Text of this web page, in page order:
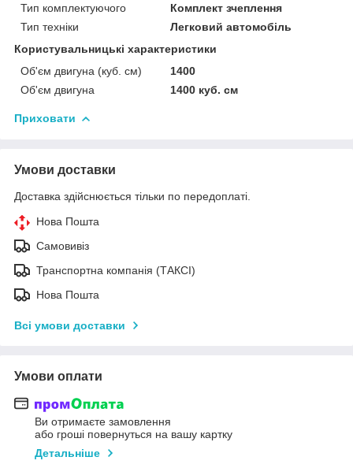
Тип комплектуючого
Комплект зчеплення
Тип техніки
Легковий автомобіль
Користувальницькі характеристики
Об'єм двигуна (куб. см)
1400
Об'єм двигуна
1400 куб. cм
Приховати
Умови доставки
Доставка здійснюється тільки по передоплаті.
Нова Пошта
Самовивіз
Транспортна компанія (ТАКСІ)
Нова Пошта
Всі умови доставки
Умови оплати
Ви отримаєте замовлення
або гроші повернуться на вашу картку
Детальніше